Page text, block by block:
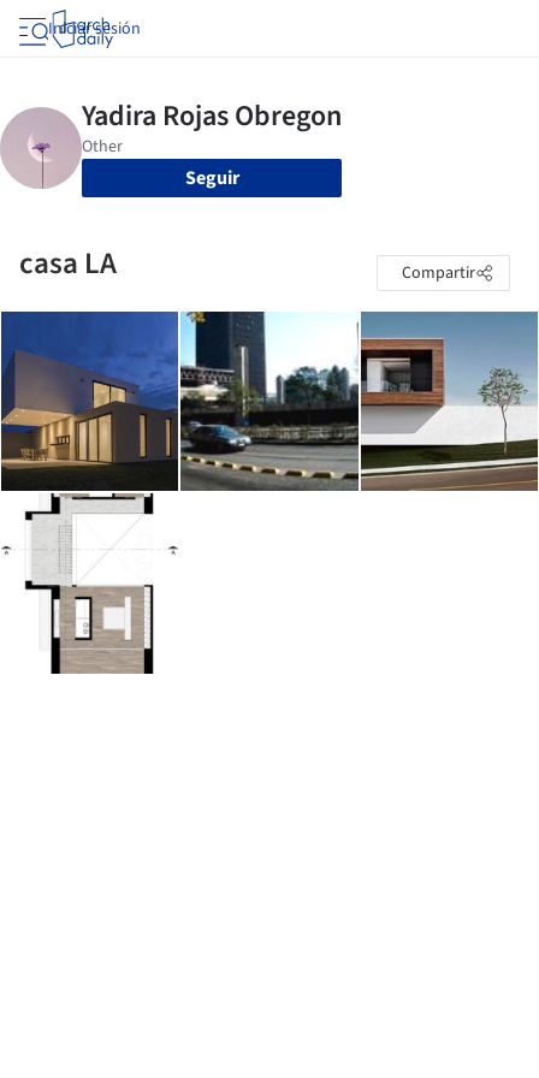
Iniciar sesión
Seguir
casa LA Compartir